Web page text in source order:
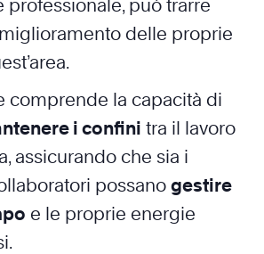
professionale, può trarre
delle proprie
comprende la capacità di
i confini tra il lavoro
assicurando che sia i
possano gestire
e le proprie energie